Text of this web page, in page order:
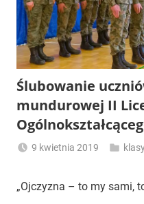
Ślubowanie
mundurowej II
9 kwietnia 2019
„Ojczyzna – to my sami,